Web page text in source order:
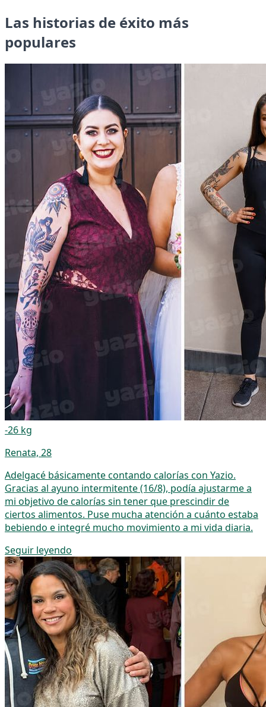
Las historias de éxito más
populares
-26 kg
Renata, 28
Adelgacé básicamente contando calorías con Yazio.
Gracias al ayuno intermitente (16/8), podía ajustarme a
mi objetivo de calorías sin tener que prescindir de
ciertos alimentos. Puse mucha atención a cuánto estaba
bebiendo e integré mucho movimiento a mi vida diaria.
Seguir leyendo